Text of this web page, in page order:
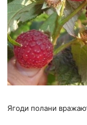
Ягоди полани